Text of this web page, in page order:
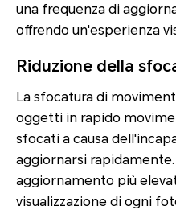
una frequenza di
offrendo un'esperienza
Riduzione della
La sfocatura di
oggetti in rapido
sfocati a causa
aggiornarsi
aggiornamento più
visualizzazione di ogni